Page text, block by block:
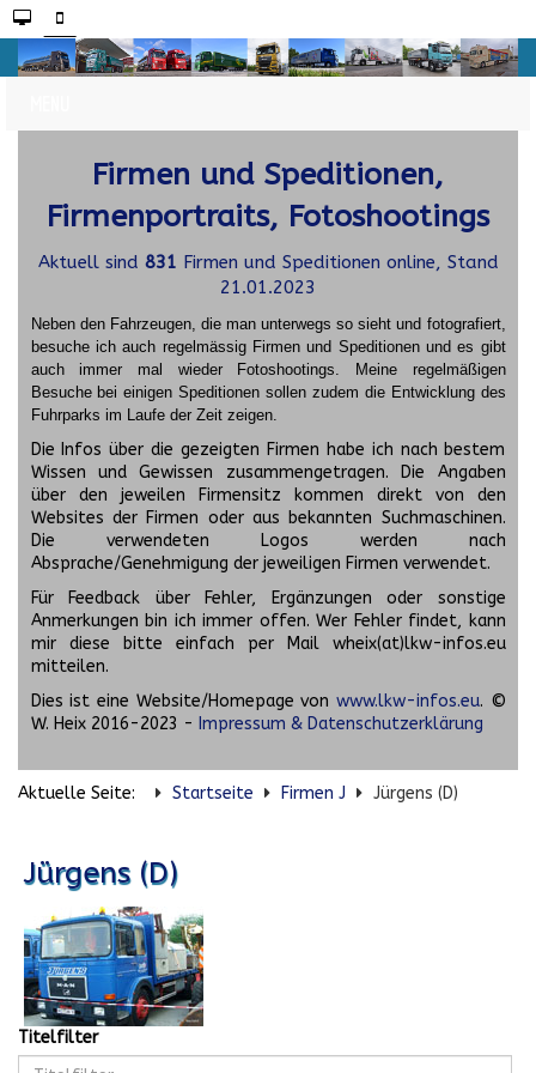
Firmen und Speditionen,
Firmenportraits, Fotoshootings
Aktuell sind 831 Firmen und Speditionen online, Stand
21.01.2023
Neben den Fahrzeugen, die man unterwegs so sieht und fotografiert,
besuche ich auch regelmässig Firmen und Speditionen und es gibt
auch immer mal wieder Fotoshootings.
Meine regelmäßigen
Besuche bei einigen Speditionen sollen zudem die Entwicklung des
Fuhrparks im Laufe der Zeit zeigen.
Die Infos über die gezeigten Firmen habe ich nach bestem
Wissen und Gewissen zusammengetragen. Die Angaben
über den jeweilen Firmensitz kommen direkt von den
Websites der Firmen oder aus bekannten Suchmaschinen.
Die verwendeten Logos werden nach
Absprache/Genehmigung der jeweiligen Firmen verwendet.
Für Feedback über Fehler, Ergänzungen oder sonstige
Anmerkungen bin ich immer offen. Wer Fehler findet, kann
mir diese bitte einfach per Mail wheix(at)lkw-infos.eu
mitteilen.
Dies ist eine Website/Homepage von www.lkw-infos.eu. ©
W. Heix 2016-2023 - Impressum & Datenschutzerklärung
Aktuelle Seite: Startseite Firmen J Jürgens (D)
Jürgens (D)
Titelfilter